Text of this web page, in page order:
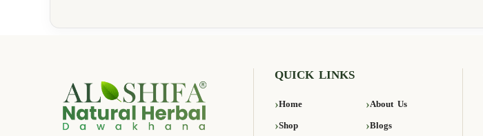
QUICK LINKS
Home About Us
Shop Blogs